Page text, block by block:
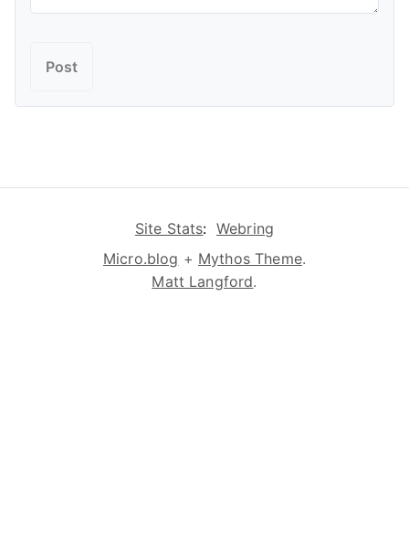
Site Stats: Webring
Micro.blog + Mythos Theme.
Matt Langford.